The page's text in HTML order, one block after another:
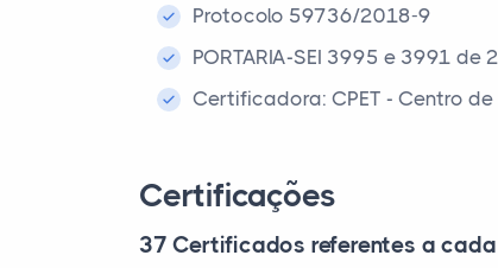
Protocolo 59736/2018-9
PORTARIA-SEI 3995 e 3991
Certificadora: CPET - Centro
Certificações
37 Certificados referentes a